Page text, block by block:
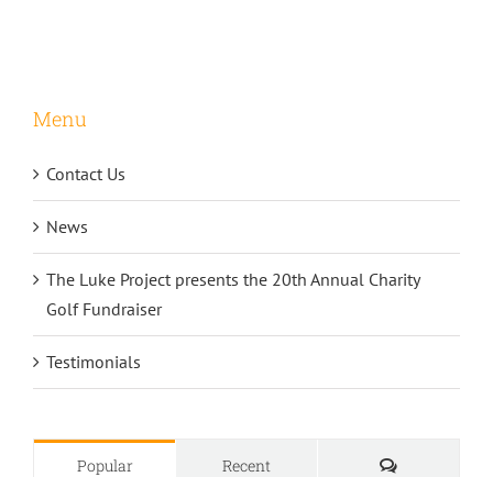
Menu
Contact Us
News
The Luke Project presents the 20th Annual Charity
Golf Fundraiser
Testimonials
Popular Recent Comments